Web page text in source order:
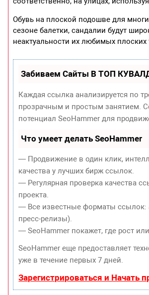
Обувь на плоской подошве для
сезоне балетки, сандалии будут
неактуальности их любимых
Забиваем Сайты В ТОП
Каждая ссылка анализируется по
прозрачным и простым занятием.
потенциал SeoHammer для
Что умеет делать SeoHammer
— Продвижение в один клик,
качества у лучших бирж ссылок.
— Регулярная проверка качества
проекта.
— Все известные форматы ссылок:
пресс-релизы).
— SeoHammer покажет, где рост
SeoHammer еще предоставляет
уже в течение первых 7 дней.
Зарегистрироваться и Начать